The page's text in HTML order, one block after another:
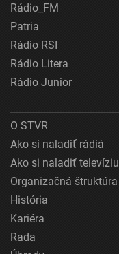
Rádio_FM
Patria
Rádio RSI
Rádio Litera
Rádio Junior
O STVR
Ako si naladiť rádiá
Ako si naladiť televíziu
Organizačná štruktúra
História
Kariéra
Rada